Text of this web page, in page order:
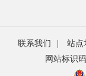
联系我们 站点
网站标识